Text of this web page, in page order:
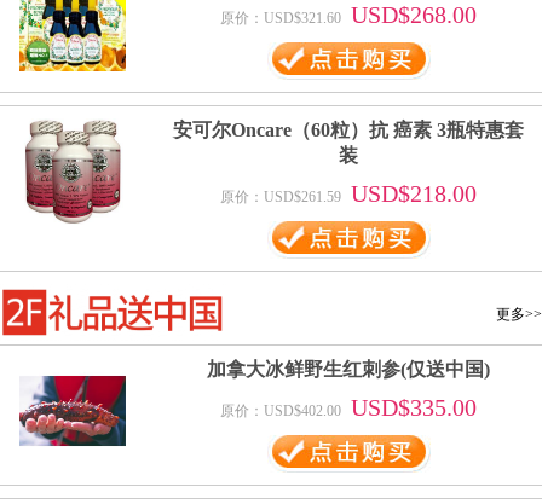
原价：USD$321.60 USD$268.00
安可尔Oncare（60粒）抗 癌素 3瓶特惠套
装
原价：USD$261.59 USD$218.00
更多>>
加拿大冰鲜野生红刺参(仅送中国)
原价：USD$402.00 USD$335.00